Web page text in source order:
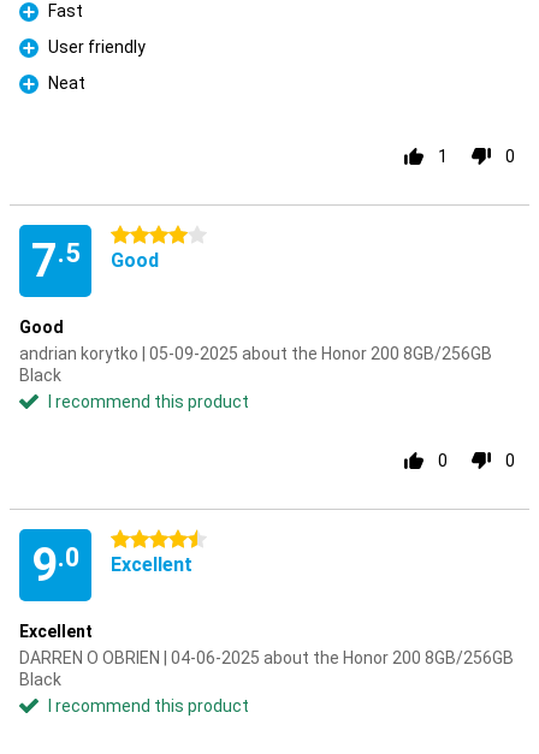
Pro
Fast
Pro
User friendly
Pro
Neat
1 0
7.5
4 stars
Good
Good
andrian korytko | 05-09-2025 about the Honor 200 8GB/256GB
Black
I recommend this product
0 0
9.0
4.5 stars
Excellent
Excellent
DARREN O OBRIEN | 04-06-2025 about the Honor 200 8GB/256GB
Black
I recommend this product